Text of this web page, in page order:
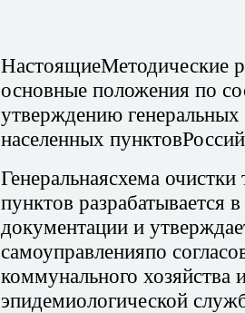
НастоящиеМетодические
основные положения по
утверждению
населенных
Генеральнаясхема
пунктов разрабатывается
документации и
самоуправленияпо
коммунального хозяйства
эпидемиологической